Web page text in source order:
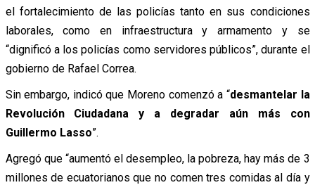
el fortalecimiento de las policías tanto en sus condiciones
laborales, como en infraestructura y armamento y se
“dignificó a los policías como servidores públicos”, durante el
gobierno de Rafael Correa.
Sin embargo, indicó que Moreno comenzó a “desmantelar la
Revolución Ciudadana y a degradar aún más con
Guillermo Lasso”.
Agregó que “aumentó el desempleo, la pobreza, hay más de 3
millones de ecuatorianos que no comen tres comidas al día y